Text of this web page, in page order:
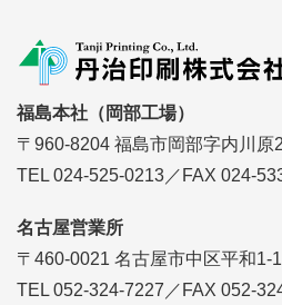
福島本社（岡部工場）
〒960-8204 福島市岡部字内川原
TEL 024-525-0213／FAX 024-
名古屋営業所
〒460-0021 名古屋市中区平和1-
TEL 052-324-7227／FAX 052-